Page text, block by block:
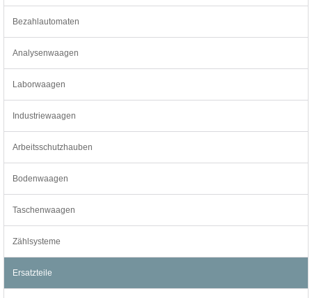
Bezahlautomaten
Analysenwaagen
Laborwaagen
Industriewaagen
Arbeitsschutzhauben
Bodenwaagen
Taschenwaagen
Zählsysteme
Ersatzteile